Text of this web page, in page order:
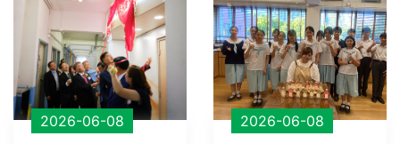
2026-06-08 2026-06-08